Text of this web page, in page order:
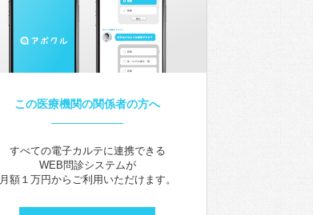
この医療機関の関係者の方へ
すべての電子カルテに連携できる
WEB問診システムが
月額１万円からご利用いただけます。